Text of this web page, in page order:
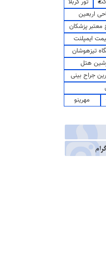
اربعین
پزشکان
ایمپلنت
تیزهوشان
هتل
جراح بینی
مهرینو